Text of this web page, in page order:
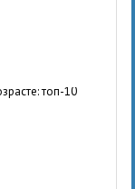
топ-10